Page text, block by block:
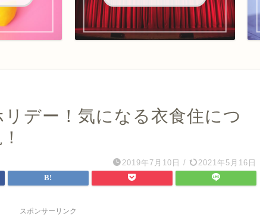
デー！気になる衣食住につ
2019年7月10日 / 2021年5月16日
スポンサーリンク